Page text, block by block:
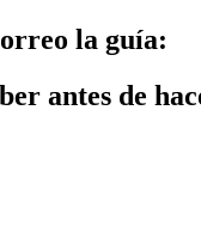
la guía:
antes de